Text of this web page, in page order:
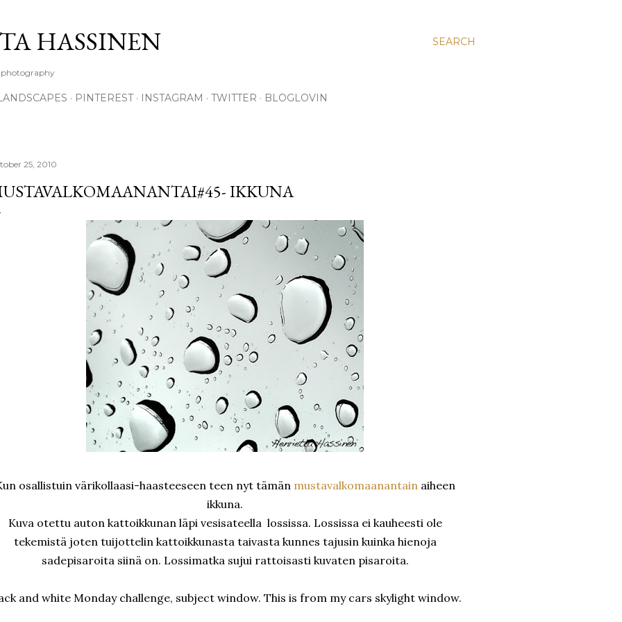
SEARCH
HASSINEN
photography
PINTEREST INSTAGRAM TWITTER BLOGLOVIN
25, 2010
IKKUNA
osallistuin värikollaasi-haasteeseen teen nyt tämän mustavalkomaanantainaiheen
ikkuna.
Kuva otettu auton kattoikkunan läpi vesisateella lossissa. Lossissa ei kauheesti ole
tekemistä joten tuijottelin kattoikkunasta taivasta kunnes tajusin kuinka hienoja
sadepisaroita siinä on. Lossimatka sujui rattoisasti kuvaten pisaroita.
and white Monday challenge, subject window. This is from my cars skylight window.